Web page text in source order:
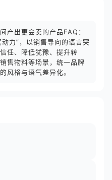
产出更会卖的产品FAQ：
力”，以销售导向的语言突
任、降低犹豫、提升转
售物料等场景，统一品牌
风格与语气差异化。